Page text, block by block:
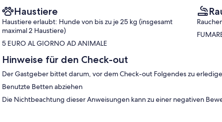
Haustiere
Haustiere erlaubt: Hunde von bis zu je 25 kg (insgesamt
maximal 2 Haustiere)
5 EURO AL GIORNO AD ANIMALE
Hinweise für den Check-out
Der Gastgeber bittet darum, vor dem Check-out Folgendes zu
Benutzte Betten abziehen
Die Nichtbeachtung dieser Anweisungen kann zu einer negativen